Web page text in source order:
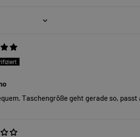
Taschengröße geht gerade so,